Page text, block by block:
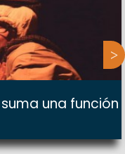
una función